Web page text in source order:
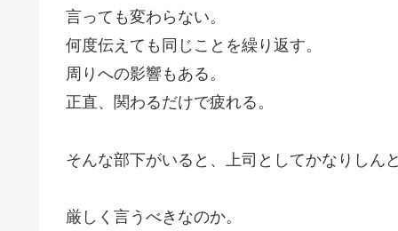
言っても変わらない。
何度伝えても同じことを繰り返す。
周りへの影響もある。
正直、関わるだけで疲れる。
そんな部下がいると、上司としてかなりしん
厳しく言うべきなのか。